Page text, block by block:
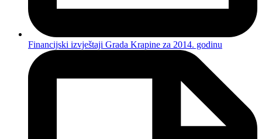
Financijski izvještaji Grada Krapine za 2014. godinu